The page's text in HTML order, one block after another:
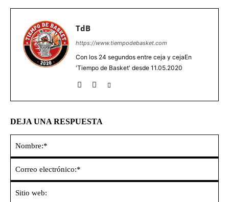
TdB
https://www.tiempodebasket.com
Con los 24 segundos entre ceja y cejaEn
'Tiempo de Basket' desde 11.05.2020
DEJA UNA RESPUESTA